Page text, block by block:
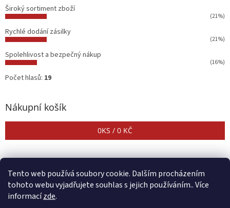
Tento web používá soubory cookie. Dalším procházením
tohoto webu vyjadřujete souhlas s jejich používáním.. Více
informacízde.
Široký sortiment zboží
(21%)
Rychlé dodání zásilky
(21%)
Spolehlivost a bezpečný nákup
(16%)
Počet hlasů: 19
Nákupní košík
0KS / 0 KČ